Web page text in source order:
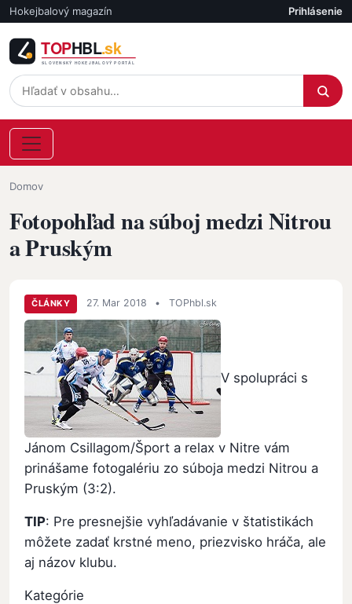
Skočiť na hlavný obsah
Hokejbalový magazín Účet
Prihlásenie
Omrvinka
Domov
Fotopohľad na súboj medzi Nitrou
a Pruským
ČLÁNKY 27. Mar 2018 • TOPhbl.sk
V spolupráci s
Jánom Csillagom/Šport a relax v Nitre vám
prinášame fotogalériu zo súboja medzi Nitrou a
Pruským (3:2).
TIP: Pre presnejšie vyhľadávanie v štatistikách
môžete zadať krstné meno, priezvisko hráča, ale
aj názov klubu.
Kategórie